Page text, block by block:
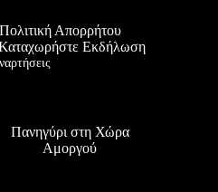
Πολιτική Απορρήτου
Εκδήλωση
Πανηγύρι στη Χώρα
Αμοργού